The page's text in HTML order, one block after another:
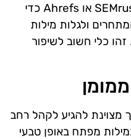
ניתן להשתמש בכלים כמו SEMrush או Ahrefs כדי
ולגלות מילות
כלי חשוב לשיפור
מצוינת להגיע לקהל רחב
מפתח באופן טבעי